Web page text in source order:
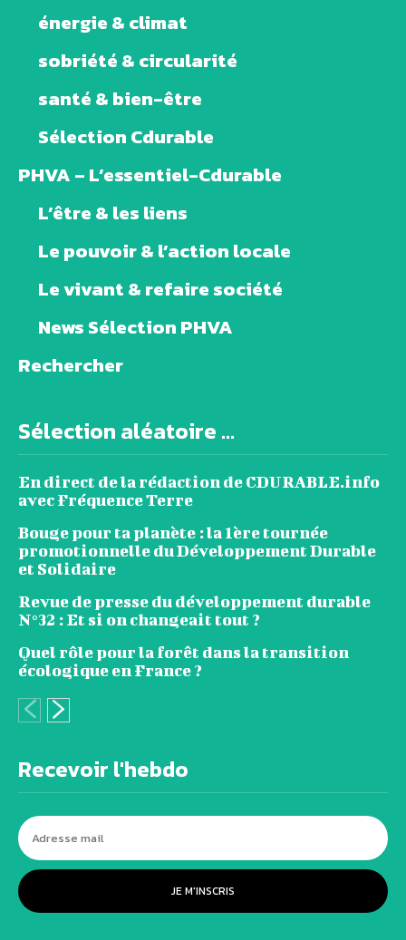
énergie & climat
sobriété & circularité
santé & bien-être
Sélection Cdurable
PHVA – L’essentiel-Cdurable
L’être & les liens
Le pouvoir & l’action locale
Le vivant & refaire société
News Sélection PHVA
Rechercher
Sélection aléatoire ...
En direct de la rédaction de CDURABLE.info
avec Fréquence Terre
Bouge pour ta planète : la 1ère tournée
promotionnelle du Développement Durable
et Solidaire
Revue de presse du développement durable
N°32 : Et si on changeait tout ?
Quel rôle pour la forêt dans la transition
écologique en France ?
Recevoir l'hebdo
JE M'INSCRIS